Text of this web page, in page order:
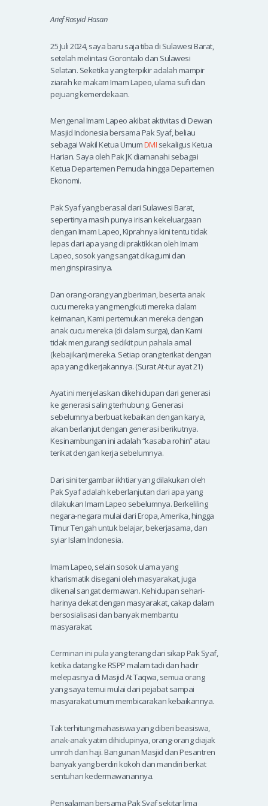
Arief Rosyid Hasan
25 Juli 2024, saya baru saja tiba di Sulawesi Barat,
setelah melintasi Gorontalo dan Sulawesi
Selatan. Seketika yang terpikir adalah mampir
ziarah ke makam Imam Lapeo, ulama sufi dan
pejuang kemerdekaan.
Mengenal Imam Lapeo akibat aktivitas di Dewan
Masjid Indonesia bersama Pak Syaf, beliau
sebagai Wakil Ketua UmumDMI sekaligus Ketua
Harian. Saya oleh Pak JK diamanahi sebagai
Ketua Departemen Pemuda hingga Departemen
Ekonomi.
Pak Syaf yang berasal dari Sulawesi Barat,
sepertinya masih punya irisan kekeluargaan
dengan Imam Lapeo, Kiprahnya kini tentu tidak
lepas dari apa yang di praktikkan oleh Imam
Lapeo, sosok yang sangat dikagumi dan
menginspirasinya.
Dan orang-orang yang beriman, beserta anak
cucu mereka yang mengikuti mereka dalam
keimanan, Kami pertemukan mereka dengan
anak cucu mereka (di dalam surga), dan Kami
tidak mengurangi sedikit pun pahala amal
(kebajikan) mereka. Setiap orang terikat dengan
apa yang dikerjakannya. (Surat At-tur ayat 21)
Ayat ini menjelaskan dikehidupan dari generasi
ke generasi saling terhubung. Generasi
sebelumnya berbuat kebaikan dengan karya,
akan berlanjut dengan generasi berikutnya.
Kesinambungan ini adalah “kasaba rohin” atau
terikat dengan kerja sebelumnya.
Dari sini tergambar ikhtiar yang dilakukan oleh
Pak Syaf adalah keberlanjutan dari apa yang
dilakukan Imam Lapeo sebelumnya. Berkeliling
negara-negara mulai dari Eropa, Amerika, hingga
Timur Tengah untuk belajar, bekerjasama, dan
syiar Islam Indonesia.
Imam Lapeo, selain sosok ulama yang
kharismatik disegani oleh masyarakat, juga
dikenal sangat dermawan. Kehidupan sehari-
harinya dekat dengan masyarakat, cakap dalam
bersosialisasi dan banyak membantu
masyarakat.
Cerminan ini pula yang terang dari sikap Pak Syaf,
ketika datang ke RSPP malam tadi dan hadir
melepasnya di Masjid At Taqwa, semua orang
yang saya temui mulai dari pejabat sampai
masyarakat umum membicarakan kebaikannya.
Tak terhitung mahasiswa yang diberi beasiswa,
anak-anak yatim dihidupinya, orang-orang diajak
umroh dan haji. Bangunan Masjid dan Pesantren
banyak yang berdiri kokoh dan mandiri berkat
sentuhan kedermawanannya.
Pengalaman bersama Pak Syaf sekitar lima